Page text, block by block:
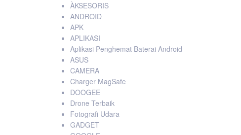
ÀKSESORIS
ANDROID
APK
APLIKASI
Aplikasi Penghemat Baterai Android
ASUS
CAMERA
Charger MagSafe
DOOGEE
Drone Terbaik
Fotografi Udara
GADGET